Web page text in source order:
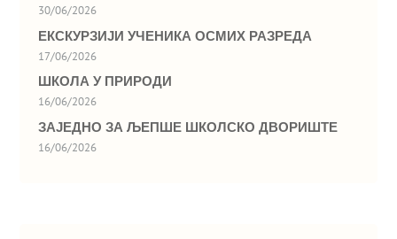
30/06/2026
ЕКСКУРЗИЈИ УЧЕНИКА ОСМИХ РАЗРЕДА
17/06/2026
ШКОЛА У ПРИРОДИ
16/06/2026
ЗАЈЕДНО ЗА ЉЕПШЕ ШКОЛСКО ДВОРИШТЕ
16/06/2026